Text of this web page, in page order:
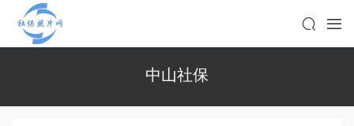
中山社保